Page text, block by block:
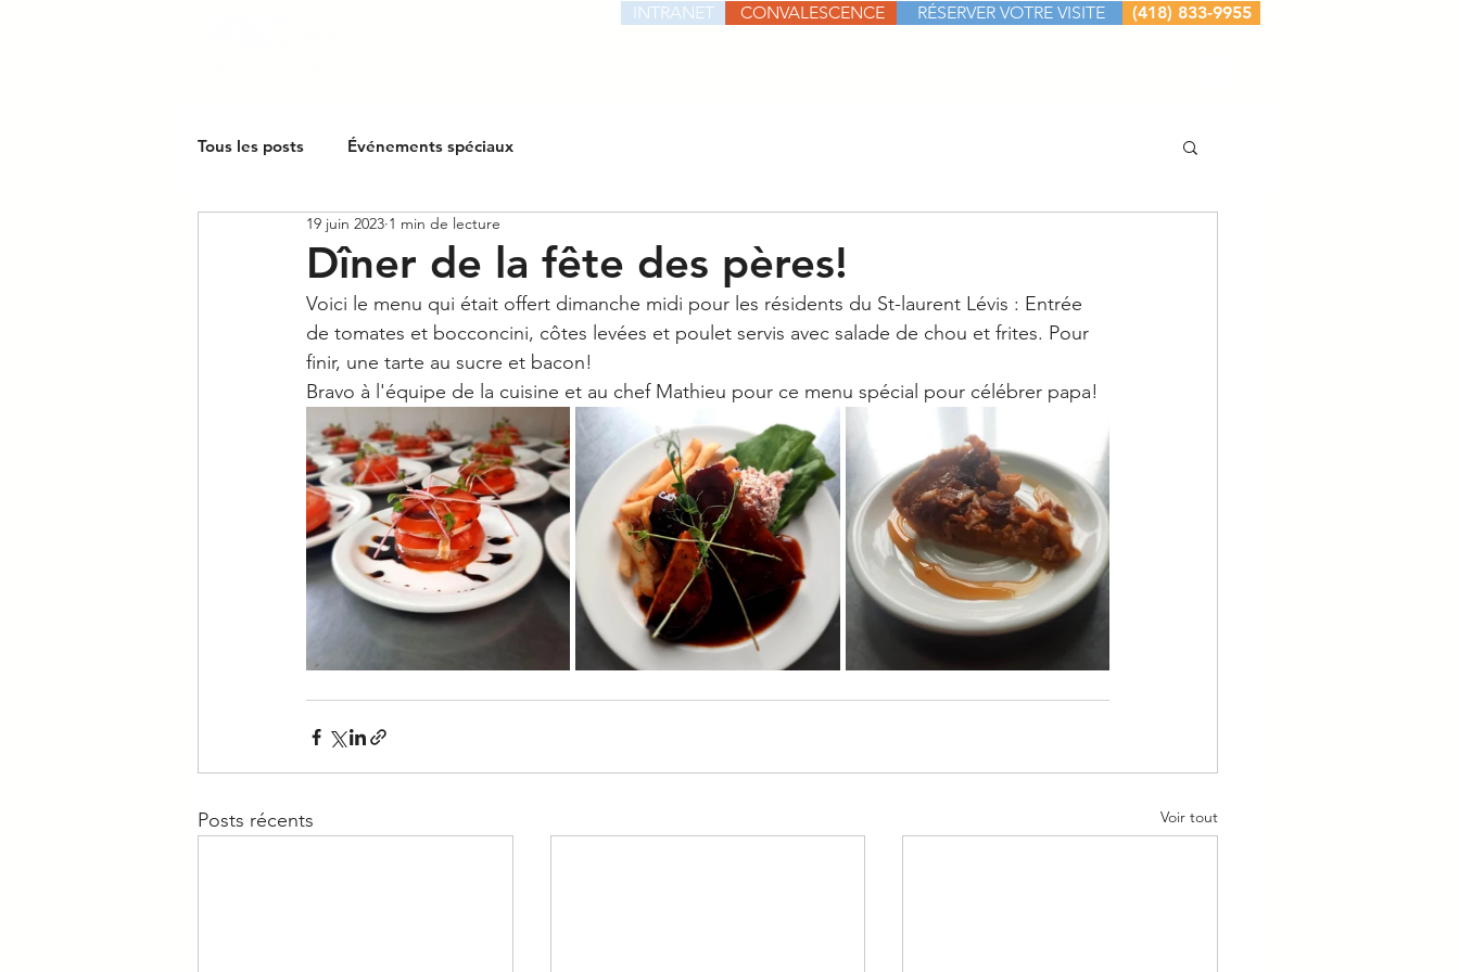
CONVALESCENCE
INTRANET RÉSERVER VOTRE VISITE (418) 833-9955
Tous les posts Événements spéciaux
Dîner de la fête des pères!
19 juin 2023 1 min de lecture
Voici le menu qui était offert dimanche midi pour les résidents du St-laurent Lévis : Entrée
de tomates et bocconcini, côtes levées et poulet servis avec salade de chou et frites. Pour
finir, une tarte au sucre et bacon!
Bravo à l'équipe de la cuisine et au chef Mathieu pour ce menu spécial pour célébrer papa!
Posts récents Voir tout